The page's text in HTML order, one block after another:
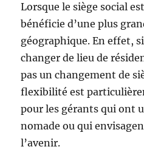
Lorsque le siège social
bénéficie d’une plus
géographique. En effet,
changer de lieu de
pas un changement de
flexibilité est
pour les gérants qui ont
nomade ou qui
l’avenir.